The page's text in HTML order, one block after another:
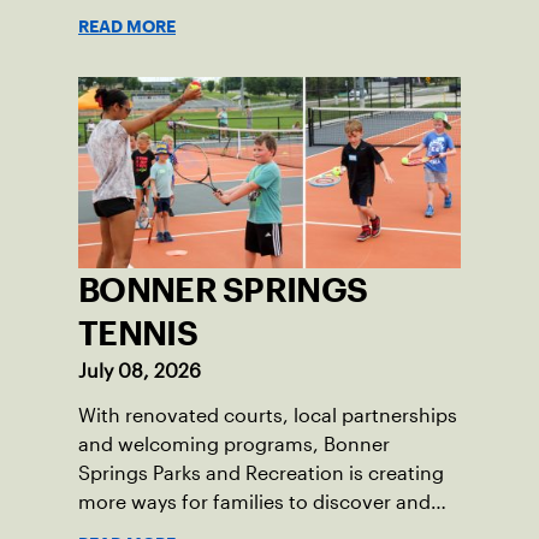
READ MORE
BONNER SPRINGS
TENNIS
July 08, 2026
With renovated courts, local partnerships
and welcoming programs, Bonner
Springs Parks and Recreation is creating
more ways for families to discover and